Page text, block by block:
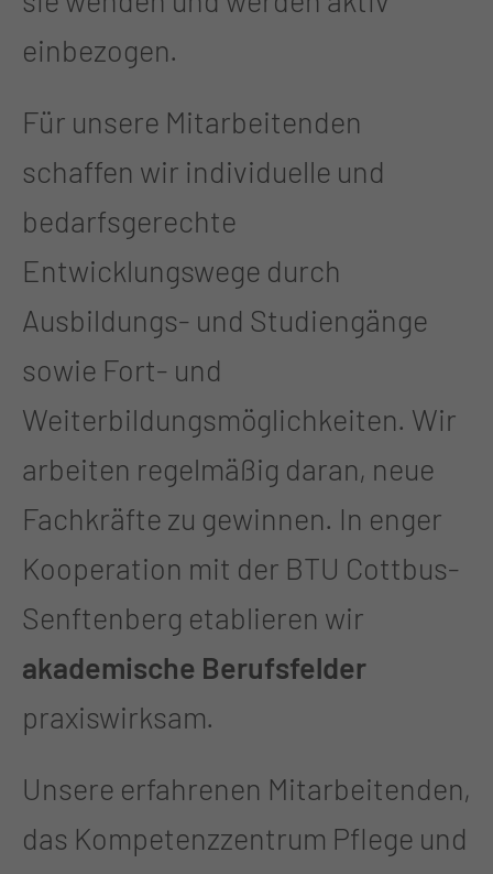
einbezogen.
Für unsere Mitarbeitenden
schaffen wir individuelle und
bedarfsgerechte
Entwicklungswege durch
Ausbildungs- und Studiengänge
sowie Fort- und
Weiterbildungsmöglichkeiten. Wir
arbeiten regelmäßig daran, neue
Fachkräfte zu gewinnen. In enger
Kooperation mit der BTU Cottbus-
Senftenberg etablieren wir
akademische Berufsfelder
praxiswirksam.
Unsere erfahrenen Mitarbeitenden,
das Kompetenzzentrum Pflege und